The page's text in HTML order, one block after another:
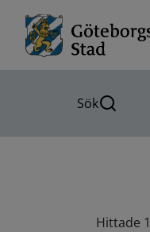
Sök
Hittade